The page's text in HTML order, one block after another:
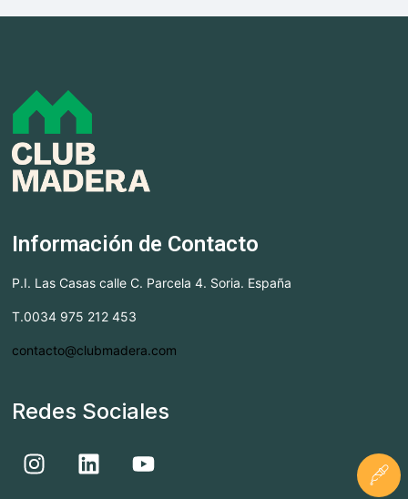
Información de Contacto
P.I. Las Casas calle C. Parcela 4. Soria. España
T.0034 975 212 453
contacto@clubmadera.com
Redes Sociales